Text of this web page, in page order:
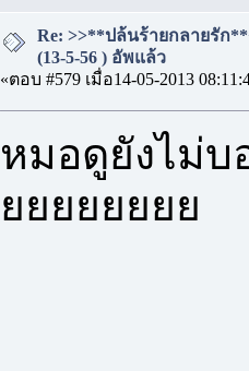
Re: >>**ปล้นร้ายกลายรัก
(13-5-56 ) อัพแล้ว
«ตอบ #579 เมื่อ14-05-2013
หมอดูยังไม่บ
ยยยยยยยย